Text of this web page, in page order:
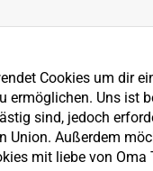
Cookies um dir
ermöglichen. Uns ist
sind, jedoch
Union. Außerdem
mit liebe von Oma